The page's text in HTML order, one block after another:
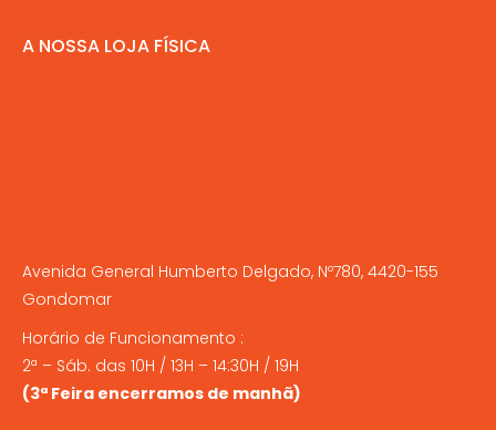
A NOSSA LOJA FÍSICA
Avenida General Humberto Delgado, Nº780, 4420-155
Gondomar
Horário de Funcionamento :
2ª – Sáb. das 10H / 13H – 14:30H / 19H
(3ª Feira encerramos de manhã)